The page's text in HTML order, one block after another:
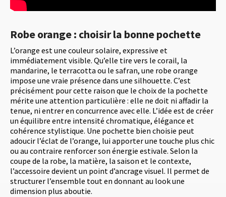
Robe orange : choisir la bonne pochette
L’orange est une couleur solaire, expressive et
immédiatement visible. Qu’elle tire vers le corail, la
mandarine, le terracotta ou le safran, une robe orange
impose une vraie présence dans une silhouette. C’est
précisément pour cette raison que le choix de la pochette
mérite une attention particulière : elle ne doit ni affadir la
tenue, ni entrer en concurrence avec elle. L’idée est de créer
un équilibre entre intensité chromatique, élégance et
cohérence stylistique. Une pochette bien choisie peut
adoucir l’éclat de l’orange, lui apporter une touche plus chic
ou au contraire renforcer son énergie estivale. Selon la
coupe de la robe, la matière, la saison et le contexte,
l’accessoire devient un point d’ancrage visuel. Il permet de
structurer l’ensemble tout en donnant au look une
dimension plus aboutie.